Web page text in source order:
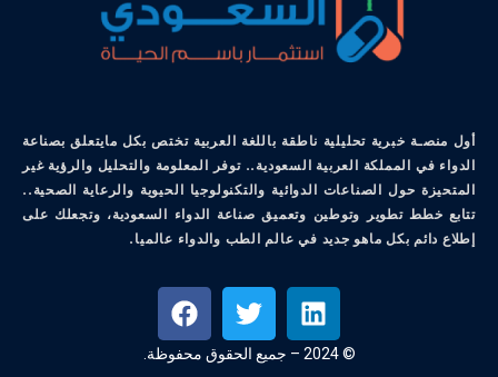
أول منصـة خبرية تحليلية ناطقة باللغة العربية تختص بكل مايتعلق بصناعة
الدواء في المملكة العربية السعودية.. توفر المعلومة والتحليل والرؤية غير
المتحيزة حول الصناعات الدوائية والتكنولوجيا الحيوية والرعاية الصحية..
تتابع خطط تطوير وتوطين وتعميق صناعة الدواء السعودية، وتجعلك على
إطلاع دائم بكل ماهو جديد في عالم الطب والدواء عالميا.
© 2024 – جميع الحقوق محفوظة.